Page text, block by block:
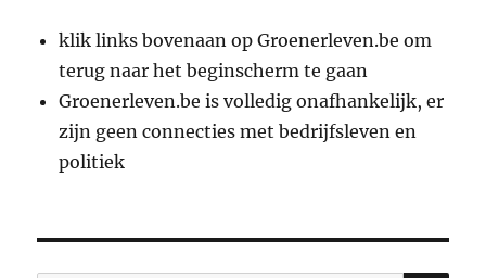
klik links bovenaan op Groenerleven.be om
terug naar het beginscherm te gaan
Groenerleven.be is volledig onafhankelijk, er
zijn geen connecties met bedrijfsleven en
politiek